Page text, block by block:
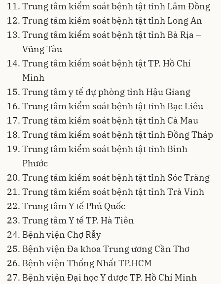
Trung tâm kiểm soát bệnh tật tỉnh Lâm Đồng
Trung tâm kiểm soát bệnh tật tỉnh Long An
Trung tâm kiểm soát bệnh tật tỉnh Bà Rịa –
Vũng Tàu
Trung tâm kiểm soát bệnh tật TP. Hồ Chí
Minh
Trung tâm y tế dự phòng tỉnh Hậu Giang
Trung tâm kiểm soát bệnh tật tỉnh Bạc Liêu
Trung tâm kiểm soát bệnh tật tỉnh Cà Mau
Trung tâm kiểm soát bệnh tật tỉnh Đồng Tháp
Trung tâm kiểm soát bệnh tật tỉnh Bình
Phước
Trung tâm kiểm soát bệnh tật tỉnh Sóc Trăng
Trung tâm kiểm soát bệnh tật tỉnh Trà Vinh
Trung tâm Y tế Phú Quốc
Trung tâm Y tế TP. Hà Tiên
Bệnh viện Chợ Rẫy
Bệnh viện Đa khoa Trung ương Cần Thơ
Bệnh viện Thống Nhất TP.HCM
Bệnh viện Đại học Y dược TP. Hồ Chí Minh